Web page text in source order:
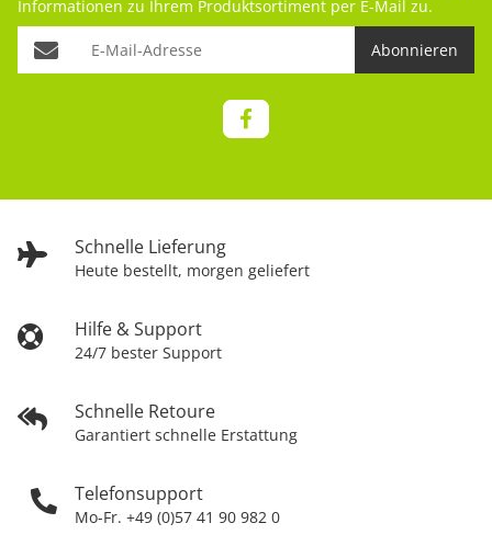
Schnelle Lieferung
Heute bestellt, morgen geliefert
Hilfe & Support
24/7 bester Support
Schnelle Retoure
Garantiert schnelle Erstattung
Telefonsupport
Mo-Fr. +49 (0)57 41 90 982 0
Informationen zu Ihrem Produktsortiment per E-Mail zu.
Abonnieren